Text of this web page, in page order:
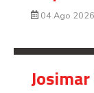
04 Ago 2026